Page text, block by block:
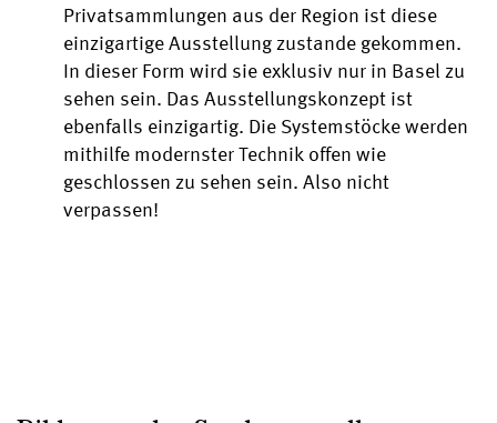
Privatsammlungen aus der Region ist diese
einzigartige Ausstellung zustande gekommen.
In dieser Form wird sie exklusiv nur in Basel zu
sehen sein. Das Ausstellungskonzept ist
ebenfalls einzigartig. Die Systemstöcke werden
mithilfe modernster Technik offen wie
geschlossen zu sehen sein. Also nicht
verpassen!